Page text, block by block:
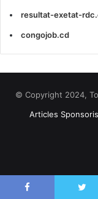
resultat-exetat-
congojob.cd
© Copyright 2024,
Articles